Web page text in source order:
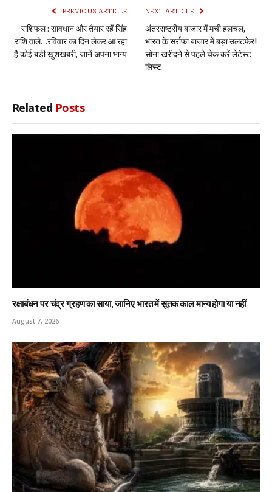
PREVIOUS ARTICLE
राशिफल : सावधान और तैयार रहें सिंह
राशि वाले…रविवार का दिन लेकर आ रहा
है कोई बड़ी खुशखबरी, जानें अपना भाग्य
NEXT ARTICLE
अंतरराष्ट्रीय बाजार में मची हलचल,
भारत के सर्राफा बाजार में बड़ा उलटफेर!
सोना खरीदने से पहले चेक करें लेटेस्ट
लिस्ट
Related Posts
रक्षाबंधन पर चंद्र ग्रहण का साया, जानिए भारत में सूतक काल मान्य होगा या नहीं
August 7, 2026